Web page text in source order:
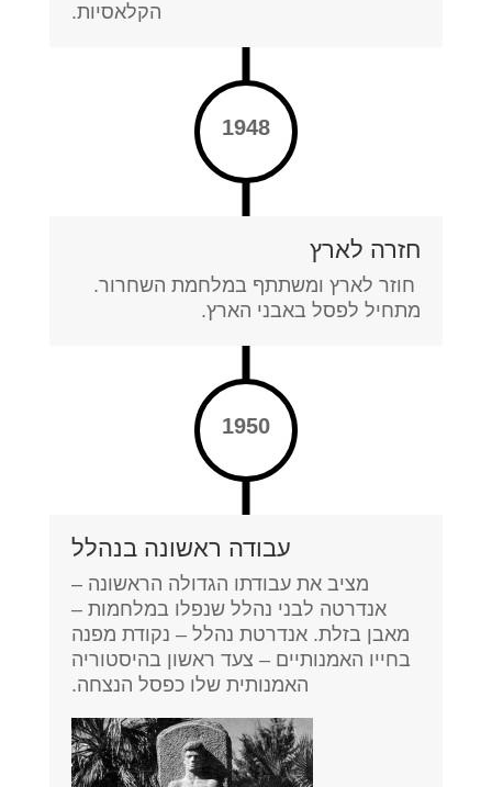
הקלאסיות.
1948
חזרה לארץ
חוזר לארץ ומשתתף במלחמת השחרור.
מתחיל לפסל באבני הארץ.
1950
עבודה ראשונה בנהלל
מציב את עבודתו הגדולה הראשונה –
אנדרטה לבני נהלל שנפלו במלחמות –
מאבן בזלת. אנדרטת נהלל – נקודת מפנה
בחייו האמנותיים – צעד ראשון בהיסטוריה
האמנותית שלו כפסל הנצחה.